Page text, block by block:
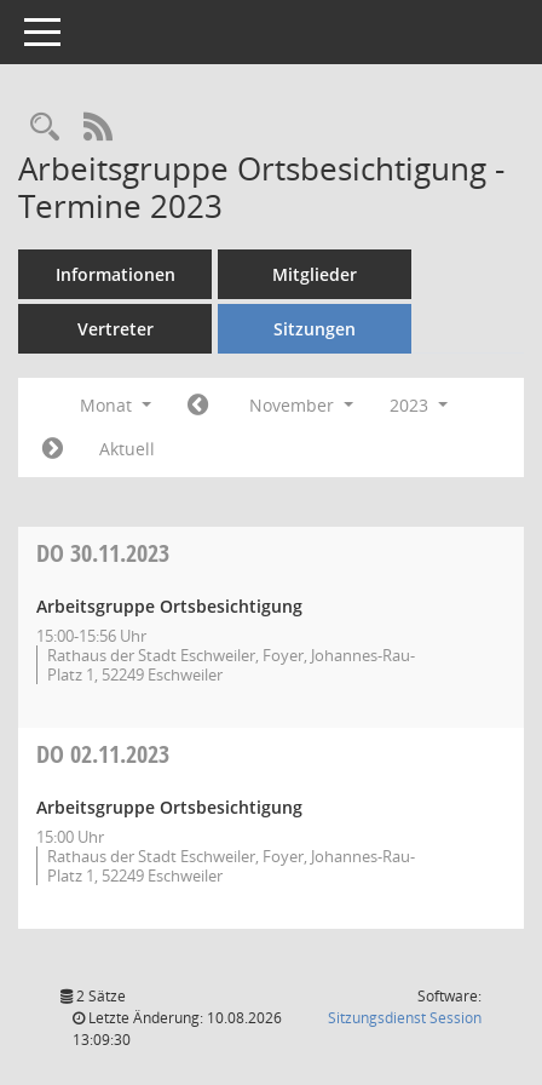
Toggle navigation
Rechercheauswahl
RSS-Feed
Arbeitsgruppe Ortsbesichtigung -
Termine 2023
Informationen Mitglieder
Vertreter Sitzungen
Monat November
2023
Aktuell
DO 30.11.2023
Arbeitsgruppe Ortsbesichtigung
15:00-15:56 Uhr
Rathaus der Stadt Eschweiler, Foyer, Johannes-Rau-
Platz 1, 52249 Eschweiler
DO 02.11.2023
Arbeitsgruppe Ortsbesichtigung
15:00 Uhr
Rathaus der Stadt Eschweiler, Foyer, Johannes-Rau-
Platz 1, 52249 Eschweiler
2 Sätze
Letzte Änderung: 10.08.2026
13:09:30
Software:
SitzungsdienstSession(Wird in